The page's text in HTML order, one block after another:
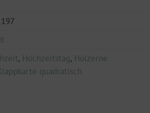
, Hochzeitstag, Hölzerne
quadratisch